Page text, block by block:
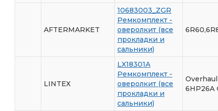
AFTERMARKET
10683003_ZGR
Ремкомплект -
оверолкит (все
прокладки и
сальники)
LINTEX
LX18301A
Ремкомплект -
оверолкит (все
прокладки и
сальники)
6HP26A